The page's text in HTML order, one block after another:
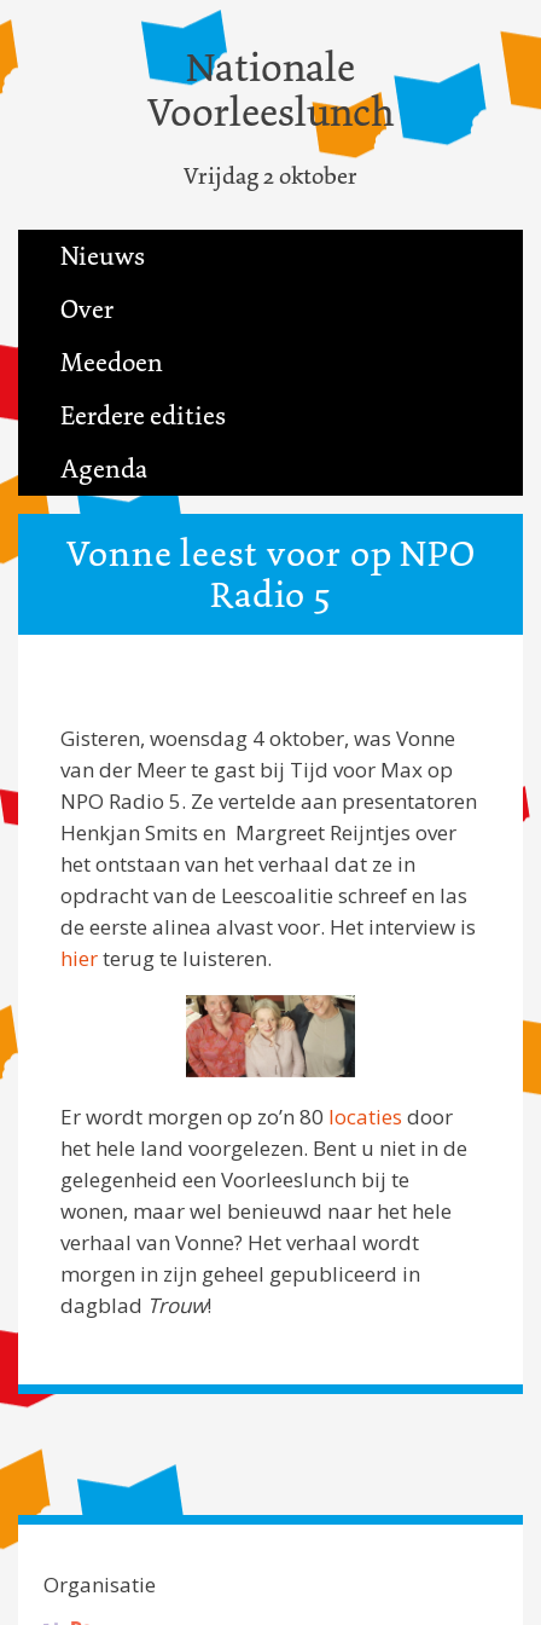
Nationale
Voorleeslunch
Vrijdag 2 oktober
Nieuws
Over
Meedoen
Eerdere edities
Agenda
Vonne leest voor op NPO
Radio 5
Gisteren, woensdag 4 oktober, was Vonne
van der Meer te gast bij Tijd voor Max op
NPO Radio 5. Ze vertelde aan presentatoren
Henkjan Smits en Margreet Reijntjes over
het ontstaan van het verhaal dat ze in
opdracht van de Leescoalitie schreef en las
de eerste alinea alvast voor. Het interview is
hierterug te luisteren.
Er wordt morgen op zo’n 80 locaties door
het hele land voorgelezen. Bent u niet in de
gelegenheid een Voorleeslunch bij te
wonen, maar wel benieuwd naar het hele
verhaal van Vonne? Het verhaal wordt
morgen in zijn geheel gepubliceerd in
dagblad Trouw!
Organisatie